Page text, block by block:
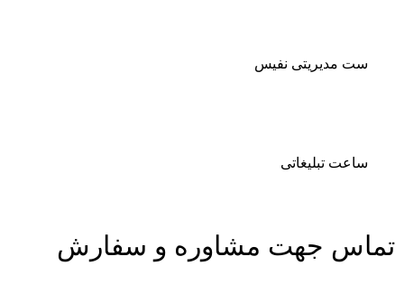
ست مدیریتی نفیس
ساعت تبلیغاتی
تماس جهت مشاوره و سفارش